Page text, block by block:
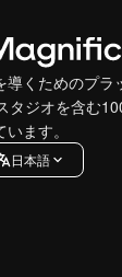
くためのプラ
タジオを含む
います。
日本語